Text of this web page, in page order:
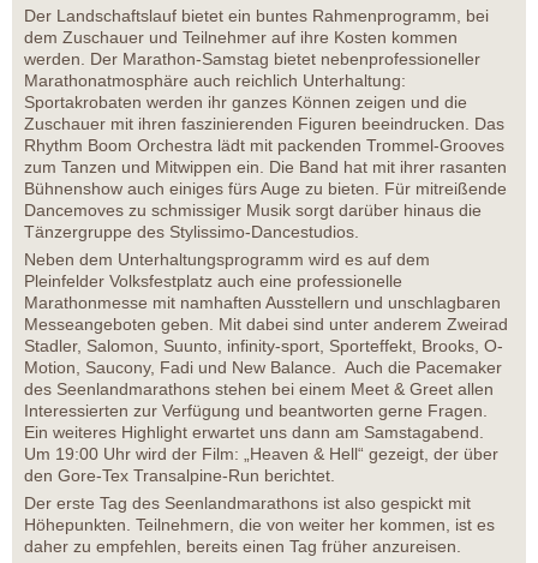
Der Landschaftslauf bietet ein buntes Rahmenprogramm, bei
dem Zuschauer und Teilnehmer auf ihre Kosten kommen
werden. Der Marathon-Samstag bietet nebenprofessioneller
Marathonatmosphäre auch reichlich Unterhaltung:
Sportakrobaten werden ihr ganzes Können zeigen und die
Zuschauer mit ihren faszinierenden Figuren beeindrucken. Das
Rhythm Boom Orchestra lädt mit packenden Trommel-Grooves
zum Tanzen und Mitwippen ein. Die Band hat mit ihrer rasanten
Bühnenshow auch einiges fürs Auge zu bieten. Für mitreißende
Dancemoves zu schmissiger Musik sorgt darüber hinaus die
Tänzergruppe des Stylissimo-Dancestudios.
Neben dem Unterhaltungsprogramm wird es auf dem
Pleinfelder Volksfestplatz auch eine professionelle
Marathonmesse mit namhaften Ausstellern und unschlagbaren
Messeangeboten geben. Mit dabei sind unter anderem Zweirad
Stadler, Salomon, Suunto, infinity-sport, Sporteffekt, Brooks, O-
Motion, Saucony, Fadi und New Balance. Auch die Pacemaker
des Seenlandmarathons stehen bei einem Meet & Greet allen
Interessierten zur Verfügung und beantworten gerne Fragen.
Ein weiteres Highlight erwartet uns dann am Samstagabend.
Um 19:00 Uhr wird der Film: „Heaven & Hell“ gezeigt, der über
den Gore-Tex Transalpine-Run berichtet.
Der erste Tag des Seenlandmarathons ist also gespickt mit
Höhepunkten. Teilnehmern, die von weiter her kommen, ist es
daher zu empfehlen, bereits einen Tag früher anzureisen.